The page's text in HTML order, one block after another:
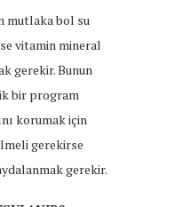
mutlaka bol su
vitamin mineral
gerekir. Bunun
bir program
korumak için
gerekirse
gerekir.